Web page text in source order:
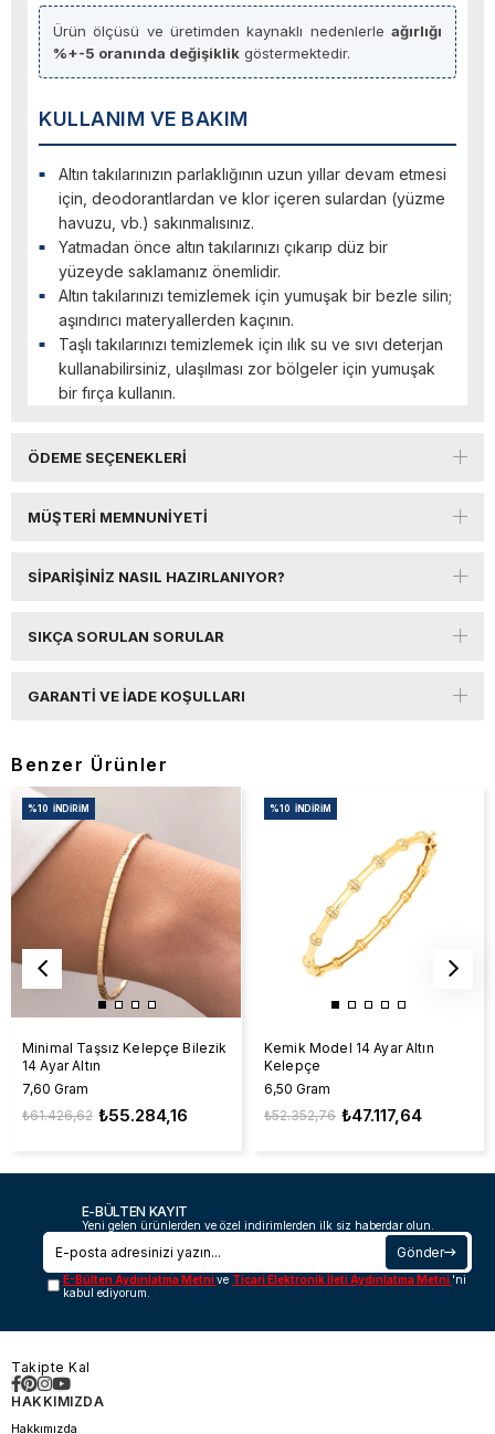
Ürün ölçüsü ve üretimden kaynaklı nedenlerle ağırlığı
%+-5 oranında değişiklik göstermektedir.
KULLANIM VE BAKIM
Altın takılarınızın parlaklığının uzun yıllar devam etmesi
için, deodorantlardan ve klor içeren sulardan (yüzme
havuzu, vb.) sakınmalısınız.
Yatmadan önce altın takılarınızı çıkarıp düz bir
yüzeyde saklamanız önemlidir.
Altın takılarınızı temizlemek için yumuşak bir bezle silin;
aşındırıcı materyallerden kaçının.
Taşlı takılarınızı temizlemek için ılık su ve sıvı deterjan
kullanabilirsiniz, ulaşılması zor bölgeler için yumuşak
bir fırça kullanın.
ÖDEME SEÇENEKLERI
MÜŞTERI MEMNUNIYETI
SIPARIŞINIZ NASIL HAZIRLANIYOR?
SIKÇA SORULAN SORULAR
GARANTI VE İADE KOŞULLARI
Benzer Ürünler
Minimal Taşsız Kelepçe Bilezik
14 Ayar Altın
7,60 Gram
₺55.284,16
₺61.426,62
%10 İNDIRIM
Kemik Model 14 Ayar Altın
Kelepçe
6,50 Gram
₺47.117,64
₺52.352,76
%10 İNDIRIM
E-BÜLTEN KAYIT
Yeni gelen ürünlerden ve özel indirimlerden ilk siz haberdar olun.
Gönder
E-Bülten Aydınlatma Metnive Ticari Elektronik İleti Aydınlatma Metni 'ni
kabul ediyorum.
Takipte Kal
HAKKIMIZDA
Hakkımızda